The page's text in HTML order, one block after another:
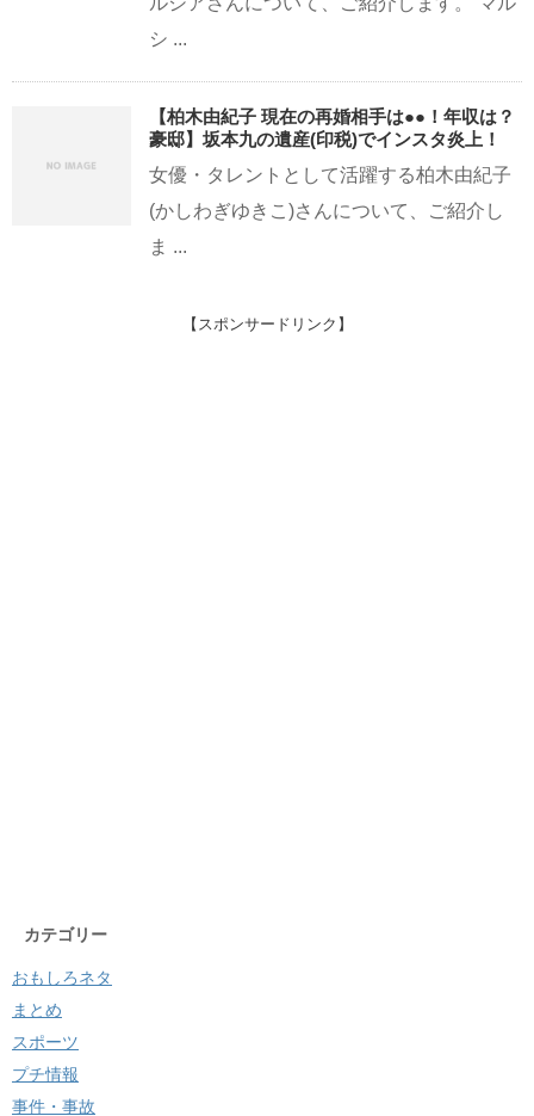
シ ...
【柏木由紀子 現在の再婚相手は●●！年収は？
豪邸】坂本九の遺産(印税)でインスタ炎上！
女優・タレントとして活躍する柏木由紀子
(かしわぎゆきこ)さんについて、ご紹介し
ま ...
【スポンサードリンク】
カテゴリー
おもしろネタ
まとめ
スポーツ
プチ情報
事件・事故